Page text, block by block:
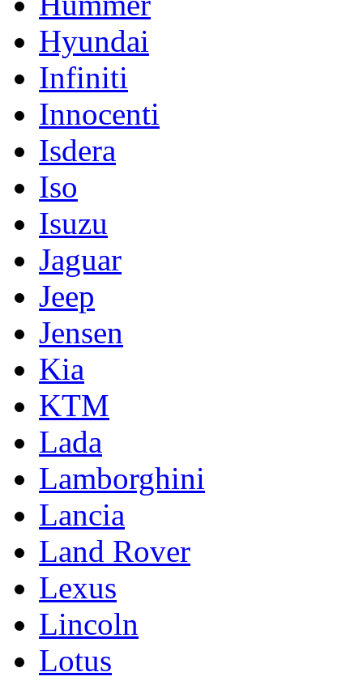
Hyundai
Infiniti
Innocenti
Isdera
Iso
Isuzu
Jaguar
Jeep
Jensen
Kia
KTM
Lada
Lamborghini
Lancia
Land Rover
Lexus
Lincoln
Lotus